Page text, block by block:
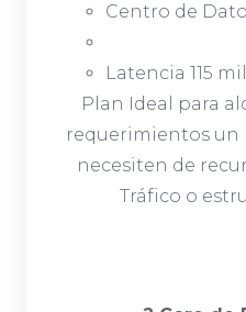
Centro de
Latencia 115
Plan Ideal para
requerimientos un
necesiten de
Tráfico o